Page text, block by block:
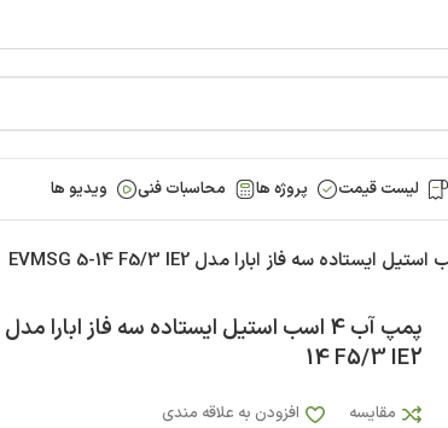
لیست قیمت پروژه ها محاسبات فنی ویدیو ها
14 F5/3 IE2
مقایسه افزودن به علاقه مندی